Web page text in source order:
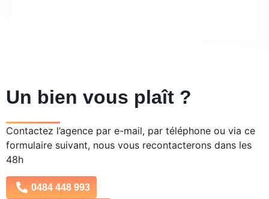
Un bien vous plaît ?
Contactez l’agence par e-mail, par téléphone ou via ce
formulaire suivant, nous vous recontacterons dans les
48h
0484 448 993